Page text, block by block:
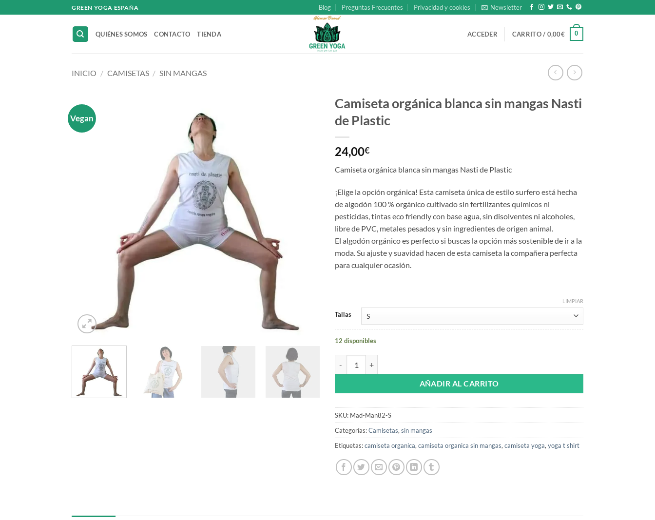
al
GREEN YOGA ESPAÑA Blog Preguntas Frecuentes Privacidad y cookies Newsletter
QUIÉNES SOMOS CONTACTO TIENDA ACCEDER CARRITO / 0,00€ 0
INICIO / CAMISETAS / SIN MANGAS
Vegan
Camiseta orgánica blanca sin mangas Nasti
de Plastic
24,00€
Camiseta orgánica blanca sin mangas Nasti de Plastic
¡Elige la opción orgánica! Esta camiseta única de estilo surfero está hecha
de algodón 100 % orgánico cultivado sin fertilizantes químicos ni
pesticidas, tintas eco friendly con base agua, sin disolventes ni alcoholes,
libre de PVC, metales pesados y sin ingredientes de origen animal.
El algodón orgánico es perfecto si buscas la opción más sostenible de ir a la
moda. Su ajuste y suavidad hacen de esta camiseta la compañera perfecta
para cualquier ocasión.
Tallas
LIMPIAR
12 disponibles
AÑADIR AL CARRITO
SKU: Mad-Man82-S
Categorías:Camisetas, sin mangas
Etiquetas:camiseta organica, camiseta organica sin mangas, camiseta yoga, yoga t shirt